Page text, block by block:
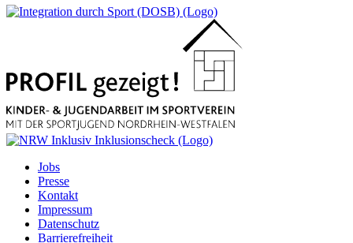
Jobs
Presse
Kontakt
Impressum
Datenschutz
Barrierefreiheit